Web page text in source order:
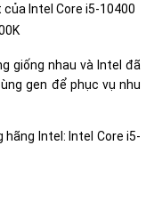
Intel Core i5-10400
giống nhau và Intel đã
gen để phục vụ nhu
hãng Intel: Intel Core i5-